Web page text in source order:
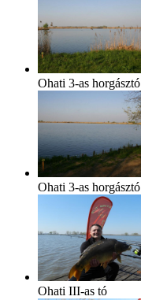
Ohati 3-as horgásztó
Ohati 3-as horgásztó
Ohati III-as tó